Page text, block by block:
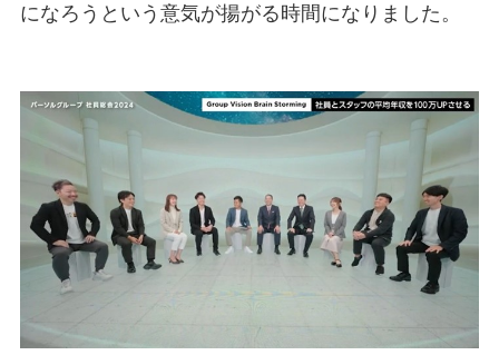
になろうという意気が揚がる時間になりました。